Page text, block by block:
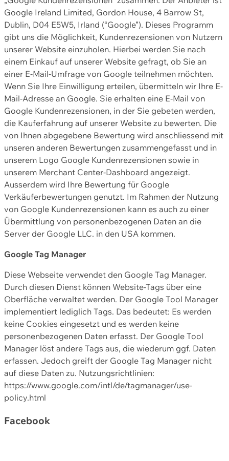
Google Ireland Limited, Gordon House, 4 Barrow St,
Dublin, D04 E5W5, Irland (“Google”). Dieses Programm
gibt uns die Möglichkeit, Kundenrezensionen von Nutzern
unserer Website einzuholen. Hierbei werden Sie nach
einem Einkauf auf unserer Website gefragt, ob Sie an
einer E-Mail-Umfrage von Google teilnehmen möchten.
Wenn Sie Ihre Einwilligung erteilen, übermitteln wir Ihre E-
Mail-Adresse an Google. Sie erhalten eine E-Mail von
Google Kundenrezensionen, in der Sie gebeten werden,
die Kauferfahrung auf unserer Website zu bewerten. Die
von Ihnen abgegebene Bewertung wird anschliessend mit
unseren anderen Bewertungen zusammengefasst und in
unserem Logo Google Kundenrezensionen sowie in
unserem Merchant Center-Dashboard angezeigt.
Ausserdem wird Ihre Bewertung für Google
Verkäuferbewertungen genutzt. Im Rahmen der Nutzung
von Google Kundenrezensionen kann es auch zu einer
Übermittlung von personenbezogenen Daten an die
Server der Google LLC. in den USA kommen.
Google Tag Manager
Diese Webseite verwendet den Google Tag Manager.
Durch diesen Dienst können Website-Tags über eine
Oberfläche verwaltet werden. Der Google Tool Manager
implementiert lediglich Tags. Das bedeutet: Es werden
keine Cookies eingesetzt und es werden keine
personenbezogenen Daten erfasst. Der Google Tool
Manager löst andere Tags aus, die wiederum ggf. Daten
erfassen. Jedoch greift der Google Tag Manager nicht
auf diese Daten zu. Nutzungsrichtlinien:
https://www.google.com/intl/de/tagmanager/use-
policy.html
Facebook